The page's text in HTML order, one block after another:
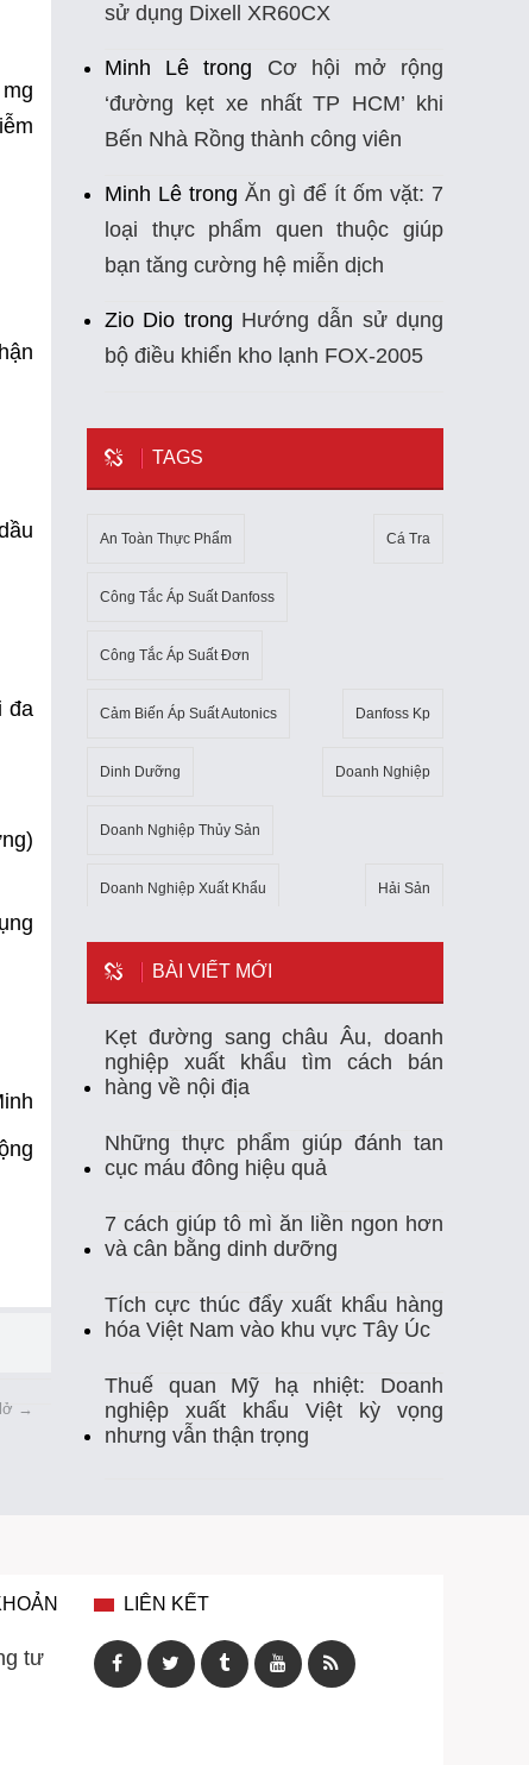
đa
→
sử dụng Dixell XR60CX
Minh Lê trong Cơ hội mở rộng
‘đường kẹt xe nhất TP HCM’ khi
Bến Nhà Rồng thành công viên
Minh Lê trong Ăn gì để ít ốm vặt: 7
loại thực phẩm quen thuộc giúp
bạn tăng cường hệ miễn dịch
Zio Dio trong Hướng dẫn sử dụng
bộ điều khiển kho lạnh FOX-2005
TAGS
An Toàn Thực Phẩm Cá Tra
Công Tắc Áp Suất Danfoss
Công Tắc Áp Suất Đơn
Cảm Biến Áp Suất Autonics Danfoss Kp
Dinh Dưỡng Doanh Nghiệp
Doanh Nghiệp Thủy Sản
Doanh Nghiệp Xuất Khẩu Hải Sản
Kho Lạnh Kim Ngạch Xuất Khẩu Mẹo
Mỹ Ngành Thủy Sản Nhiệt Kế Tự Ghi
Nhập Khẩu Nuôi Trồng Thủy Sản
Tempmate-M1 Theo Dõi Nhiệt Độ
Thị Trường Xuất Khẩu Thủy Sản
Thủy Sản Việt Nam Thủy Sản Xuất Khẩu
Tự Ghi Nhiệt Độ Vasep Việt Nam
Xuất Khẩu Thuỷ Sản Việt Nam
BÀI VIẾT MỚI
Kẹt đường sang châu Âu, doanh
nghiệp xuất khẩu tìm cách bán
hàng về nội địa
Những thực phẩm giúp đánh tan
cục máu đông hiệu quả
7 cách giúp tô mì ăn liền ngon hơn
và cân bằng dinh dưỡng
Tích cực thúc đẩy xuất khẩu hàng
hóa Việt Nam vào khu vực Tây Úc
Thuế quan Mỹ hạ nhiệt: Doanh
nghiệp xuất khẩu Việt kỳ vọng
nhưng vẫn thận trọng
tư
LIÊN KẾT